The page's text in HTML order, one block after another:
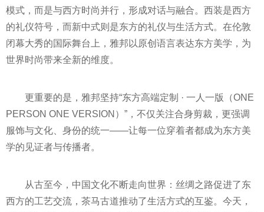
模式，而是与西方时尚并行，形成对话与融合。西装是西方
的礼仪符号，而新中式则是东方的礼仪与生活方式。在伦敦
闭幕大秀的国际舞台上，雅邦以原创语言表达东方美学，为
世界时尚带来全新的维度。
更重要的是，雅邦坚持“东方高端定制 · 一人一版（ONE
PERSON ONE VERSION）”，不仅关注合身剪裁，更强调
服饰与文化、身份的统一——让每一位穿着者都成为东方美
学的见证者与传播者。
从古至今，中国文化不断走向世界：丝绸之路促进了东
西方的工艺交流，茶马古道推动了生活方式的互鉴。今天，